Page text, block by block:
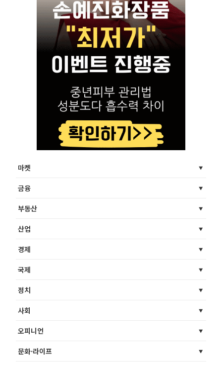
마켓
금융
부동산
산업
경제
국제
정치
사회
오피니언
문화·라이프